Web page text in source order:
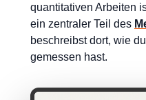
quantitativen Arbeiten
ein zentraler Teil des
beschreibst dort, wie
gemessen hast.